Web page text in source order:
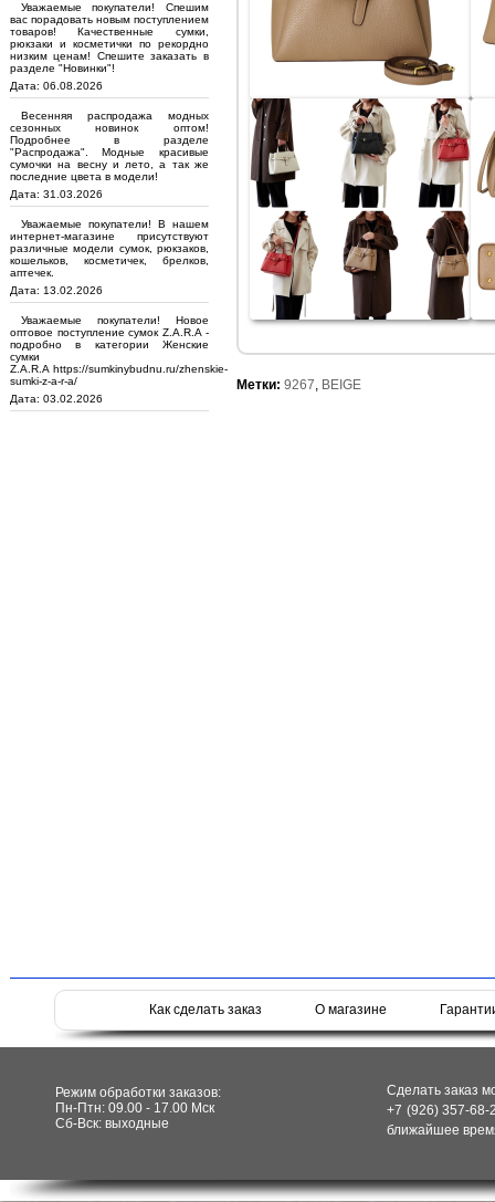
Уважаемые покупатели! Спешим
вас порадовать новым поступлением
товаров! Качественные сумки,
рюкзаки и косметички по рекордно
низким ценам! Спешите заказать в
разделе "Новинки"!
Дата: 06.08.2026
Весенняя распродажа модных
сезонных новинок оптом!
Подробнее в разделе
"Распродажа". Модные красивые
сумочки на весну и лето, а так же
последние цвета в модели!
Дата: 31.03.2026
Уважаемые покупатели! В нашем
интернет-магазине присутствуют
различные модели сумок, рюкзаков,
кошельков, косметичек, брелков,
аптечек.
Дата: 13.02.2026
Уважаемые покупатели! Новое
оптовое поступление сумок Z.A.R.A -
подробно в категории Женские
сумки
Z.A.R.A https://sumkinybudnu.ru/zhenskie-
sumki-z-a-r-a/
Дата: 03.02.2026
Метки: 9267 BEIGE
Как сделать заказ О магазине
Режим обработки заказов:
Пн-Птн: 09.00 - 17.00 Мск
Сб-Вск: выходные
Сделать заказ
+7 (926) 357-
ближайшее